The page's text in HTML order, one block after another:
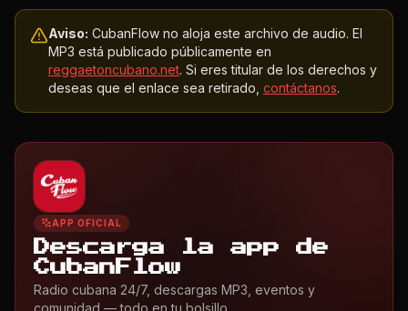
Aviso: CubanFlow no aloja este archivo de audio. El
MP3 está publicado públicamente en
reggaetoncubano.net. Si eres titular de los derechos y
deseas que el enlace sea retirado, contáctanos.
APP OFICIAL
Descarga la app de
CubanFlow
Radio cubana 24/7, descargas MP3, eventos y
comunidad — todo en tu bolsillo.